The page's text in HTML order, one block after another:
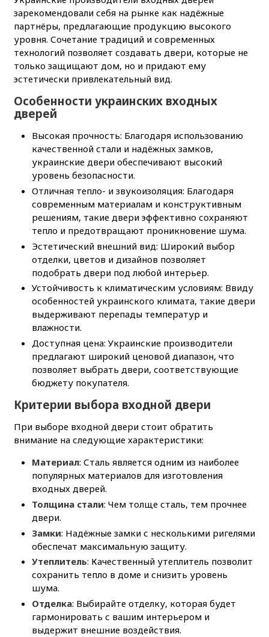
зарекомендовали себя на рынке как надёжные
партнёры, предлагающие продукцию высокого
уровня. Сочетание традиций и современных
технологий позволяет создавать двери, которые не
только защищают дом, но и придают ему
эстетически привлекательный вид.
Особенности украинских входных
дверей
Высокая прочность: Благодаря использованию
качественной стали и надёжных замков,
украинские двери обеспечивают высокий
уровень безопасности.
Отличная тепло- и звукоизоляция: Благодаря
современным материалам и конструктивным
решениям, такие двери эффективно сохраняют
тепло и предотвращают проникновение шума.
Эстетический внешний вид: Широкий выбор
отделки, цветов и дизайнов позволяет
подобрать двери под любой интерьер.
Устойчивость к климатическим условиям: Ввиду
особенностей украинского климата, такие двери
выдерживают перепады температур и
влажности.
Доступная цена: Украинские производители
предлагают широкий ценовой диапазон, что
позволяет выбрать двери, соответствующие
бюджету покупателя.
Критерии выбора входной двери
При выборе входной двери стоит обратить
внимание на следующие характеристики:
Материал: Сталь является одним из наиболее
популярных материалов для изготовления
входных дверей.
Толщина стали: Чем толще сталь, тем прочнее
двери.
Замки: Надёжные замки с несколькими ригелями
обеспечат максимальную защиту.
Утеплитель: Качественный утеплитель позволит
сохранить тепло в доме и снизить уровень
шума.
Отделка: Выбирайте отделку, которая будет
гармонировать с вашим интерьером и
выдержит внешние воздействия.